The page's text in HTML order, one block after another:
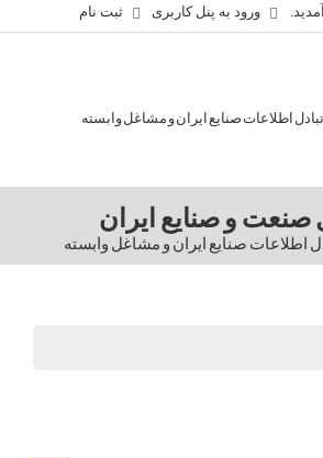
ورود به پنل کاربری ثبت نام
و صنایع ایران
اطلاعات صنایع ایران و مشاغل وابسته